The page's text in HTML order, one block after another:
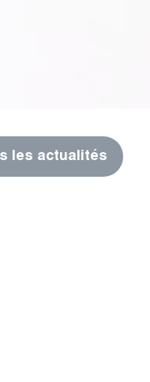
les actualités